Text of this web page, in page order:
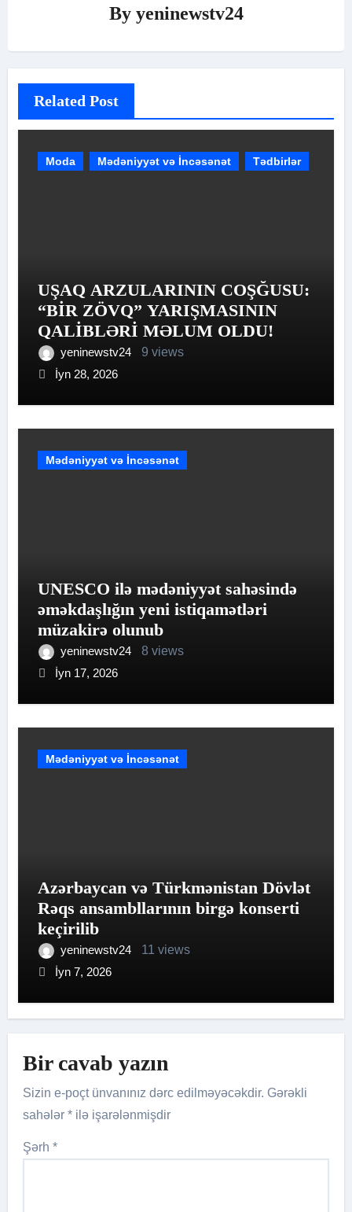
By yeninewstv24
Related Post
Moda Mədəniyyət və İncəsənət Tədbirlər
UŞAQ ARZULARININ COŞĞUSU:
“BİR ZÖVQ” YARIŞMASININ
QALİBLƏRİ MƏLUM OLDU!
yeninewstv24
9 views
İyn 28, 2026
Mədəniyyət və İncəsənət
UNESCO ilə mədəniyyət sahəsində
əməkdaşlığın yeni istiqamətləri
müzakirə olunub
yeninewstv24
8 views
İyn 17, 2026
Mədəniyyət və İncəsənət
Azərbaycan və Türkmənistan Dövlət
Rəqs ansambllarının birgə konserti
keçirilib
yeninewstv24
11 views
İyn 7, 2026
Bir cavab yazın
Sizin e-poçt ünvanınız dərc edilməyəcəkdir. Gərəkli
sahələr* ilə işarələnmişdir
Şərh*